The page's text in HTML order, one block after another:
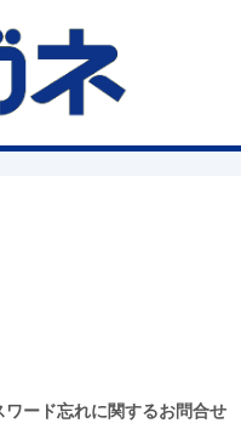
ード忘れに関するお問合せ